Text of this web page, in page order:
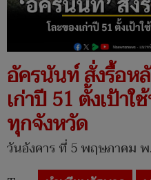
อัครนันท์ สั่งรื้อห
เก่าปี 51 ตั้งเป้า
ทุกจังหวัด
วันอังคาร ที่ 5 พฤษภาคม พ